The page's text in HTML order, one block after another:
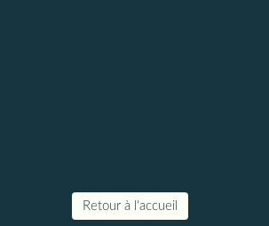
Retour à l'accueil